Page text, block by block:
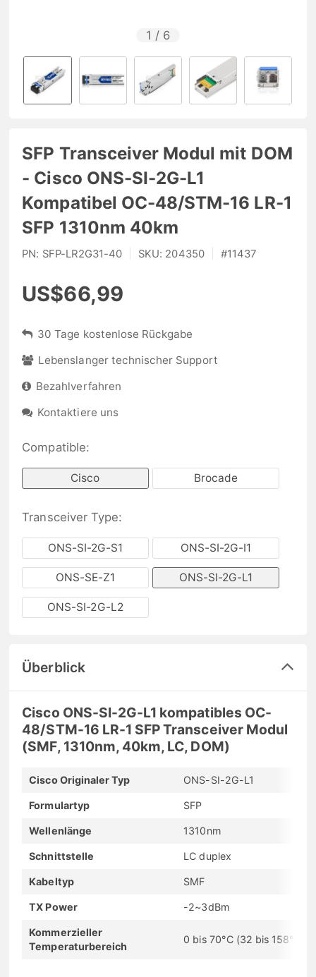
1 / 6
SFP Transceiver Modul mit DOM
- Cisco ONS-SI-2G-L1
Kompatibel OC-48/STM-16 LR-1
SFP 1310nm 40km
PN: SFP-LR2G31-40 SKU: 204350 #11437
US$66,99
30 Tage kostenlose Rückgabe
Lebenslanger technischer Support
Bezahlverfahren
Kontaktiere uns
Compatible:
Cisco Brocade
Transceiver Type:
ONS-SI-2G-S1 ONS-SI-2G-I1
ONS-SE-Z1 ONS-SI-2G-L1
ONS-SI-2G-L2
Überblick
Cisco ONS-SI-2G-L1 kompatibles OC-
48/STM-16 LR-1 SFP Transceiver Modul
(SMF, 1310nm, 40km, LC, DOM)
Cisco Originaler Typ ONS-SI-2G-L1
Formulartyp SFP
Wellenlänge 1310nm
Schnittstelle LC duplex
Kabeltyp SMF
TX Power -2~3dBm
Kommerzieller
Temperaturbereich
0 bis 70°C (32 bis 158°F)